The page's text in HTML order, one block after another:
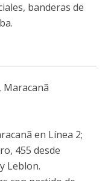
banderas de
Maracanã
en Línea 2;
455 desde
Leblon.